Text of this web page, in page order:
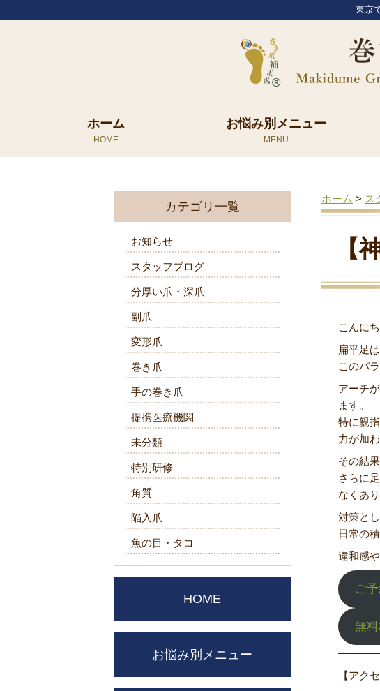
東京
ホーム お悩み別メニュー
ホーム > ス
【
こんに
扁平足
このバ
アーチ
ます。
特に親
力が加
その結
さらに
なくあ
対策と
日常の
違和感
ご
無
【アク
カテゴリ一覧
お知らせ
スタッフブログ
分厚い爪・深爪
副爪
変形爪
巻き爪
手の巻き爪
提携医療機関
未分類
特別研修
角質
陥入爪
魚の目・タコ
HOME
お悩み別メニュー